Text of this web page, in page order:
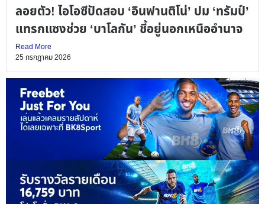
ลอยตัว! ไอโอซีปัดสอบ ‘อินฟานติโน่’ ปม ‘ทรัมป์’
แทรกแซงช่วย ‘บาโลกัน’ ชี้อยู่นอกเหนืออำนาจ
Read More
25 กรกฎาคม 2026